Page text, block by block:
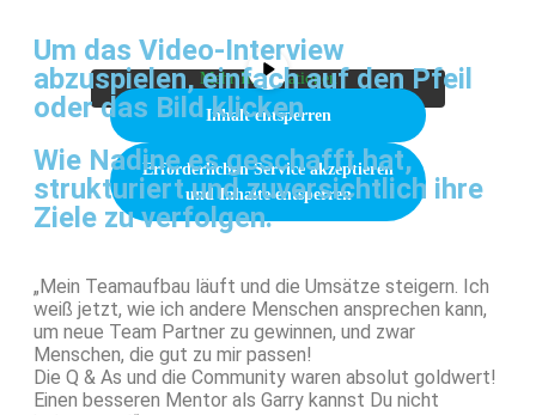
Drittanbieter weitergegeben werden.
Mehr Informationen
Inhalt entsperren
Erforderlichen Service akzeptieren
und Inhalte entsperren
Um das Video-Interview
abzuspielen, einfach auf den Pfeil
oder das Bild klicken
Wie Nadine es geschafft hat,
strukturiert und zuversichtlich ihre
Ziele zu verfolgen.
„Mein Teamaufbau läuft und die Umsätze steigern. Ich
weiß jetzt, wie ich andere Menschen ansprechen kann,
um neue Team Partner zu gewinnen, und zwar
Menschen, die gut zu mir passen!
Die Q & As und die Community waren absolut goldwert!
Einen besseren Mentor als Garry kannst Du nicht